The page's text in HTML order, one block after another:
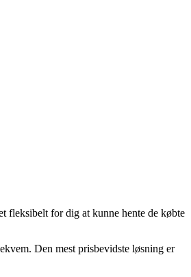
fleksibelt for dig at kunne hente de købte
Den mest prisbevidste løsning er